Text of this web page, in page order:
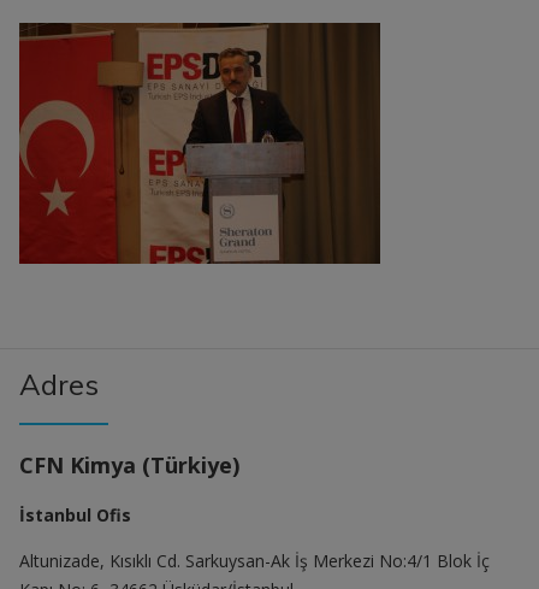
Adres
CFN Kimya (Türkiye)
İstanbul Ofis
Altunizade, Kısıklı Cd. Sarkuysan-Ak İş Merkezi No:4/1 Blok İç